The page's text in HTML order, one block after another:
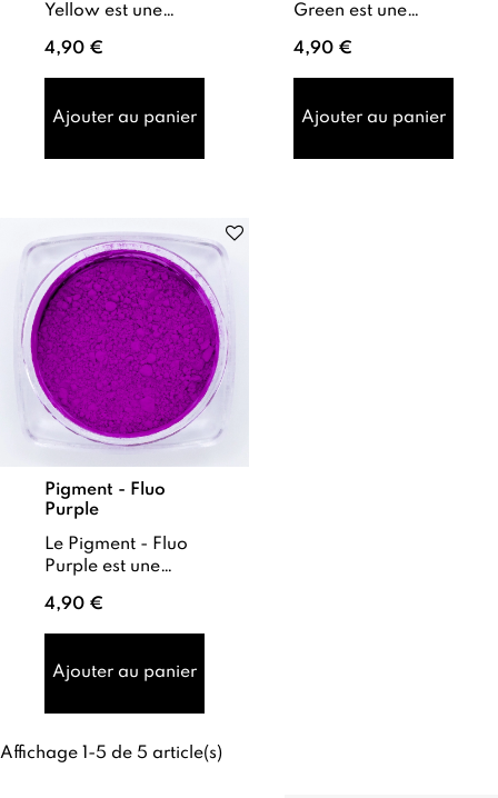
Yellow est une
très pigmentée,
conçue pour offrir
éclata...
4,90 €
Ajouter au panier
Green est une
très pigmentée,
conçue pour offrir
et marq...
4,90 €
Ajouter au panier
Pigment - Fluo
Purple
Le Pigment - Fluo
Purple est une
fluo très
pigmentée, offrant
et marquée. ...
4,90 €
Ajouter au panier
Affichage 1-5 de 5 article(s)